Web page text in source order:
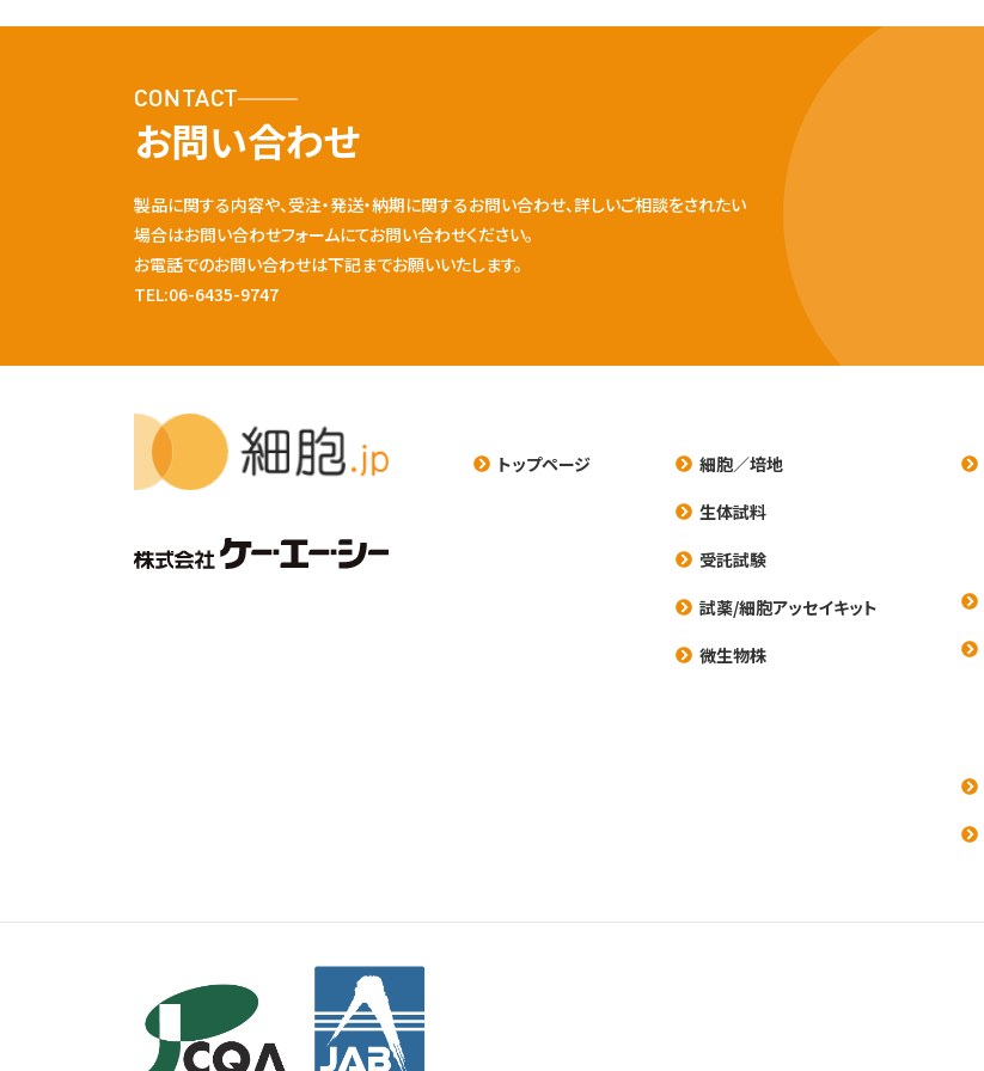
CONTACT
お問い合わせ
製品に関する内容や、受注・発送・納期に関するお問い合わせ、詳しいご相談をされたい
場合はお問い合わせフォームにてお問い合わせください。
お電話でのお問い合わせは下記までお願いいたします。
TEL:06-6435-9747
トップページ
細胞／培地
生体試料
受託試験
試薬/細胞アッセイキット
微生物株